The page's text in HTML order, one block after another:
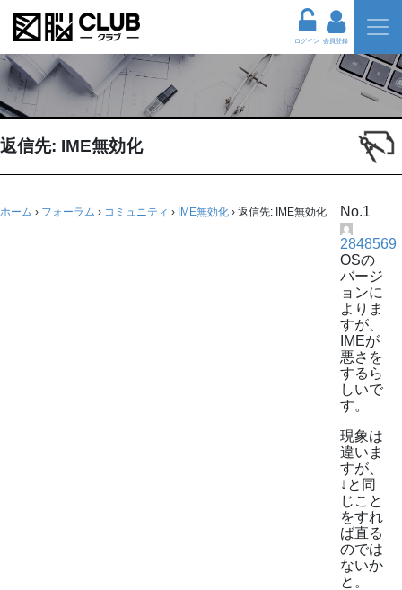
ログイン 会員登録
返信先: IME無効化
ホーム › フォーラム › コミュニティ › IME無効化 › 返信先: IME無効化 No.1
2848569
OSの
バージ
ョンに
よりま
すが、
IMEが
悪さを
するら
しいで
す。
現象は
違いま
すが、
↓と同
じこと
をすれ
ば直る
のでは
ないか
と。